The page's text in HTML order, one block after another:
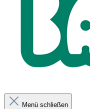
Menü schließen